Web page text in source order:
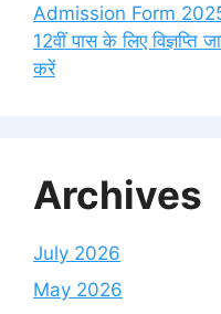
Admission Form 2025
12वीं पास के लिए
करें
Archives
July 2026
May 2026